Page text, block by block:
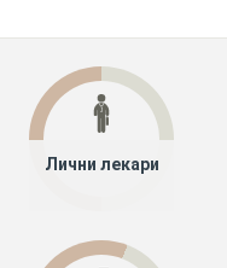
Лични лекари